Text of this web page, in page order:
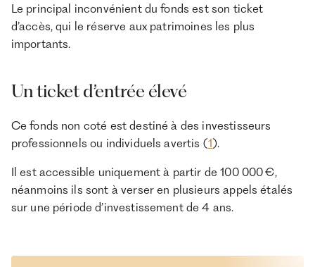
Le principal inconvénient du fonds est son ticket
d’accès, qui le réserve aux patrimoines les plus
importants.
Un ticket d’entrée élevé
Ce fonds non coté est destiné à des investisseurs
professionnels ou individuels avertis (1).
Il est accessible uniquement à partir de 100 000 €,
néanmoins ils sont à verser en plusieurs appels étalés
sur une période d’investissement de 4 ans.